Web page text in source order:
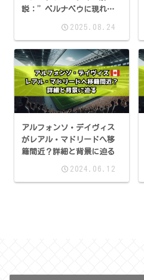
説：”ベルナベウに現れ
2025.08.24
アルフォンソ・デイヴィス
がレアル・マドリードへ移
籍間近？詳細と背景に迫る
2024.06.12